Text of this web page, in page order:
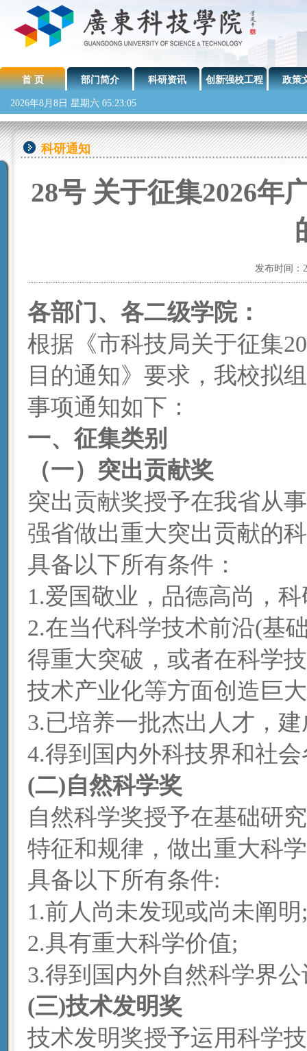
首 页 部门简介 科研资讯 创新强校工程 政策
2026年8月8日 星期六 05:23:06
科研通知
28号 关于征集2026年
发布时间：
各部门 、 各二级学院：
根据《市科技局关于征集
目的通知》要求，我校拟
事项通知如下：
一、征集类别
（一） 突出贡献奖
突出贡献奖授予在我省从
强省做出重大突出贡献的
具备以下所有条件：
1.爱国敬业，品德高尚，
2.在当代科学技术前沿(基
得重大突破，或者在科学
技术产业化等方面创造巨
3.已培养一批杰出人才，
4.得到国内外科技界和社
(二)自然科学奖
自然科学奖授予在基础研
特征和规律，做出重大科
具备以下所有条件:
1.前人尚未发现或尚未阐明;
2.具有重大科学价值;
3.得到国内外自然科学界
(三)技术发明奖
技术发明奖授予运用科学